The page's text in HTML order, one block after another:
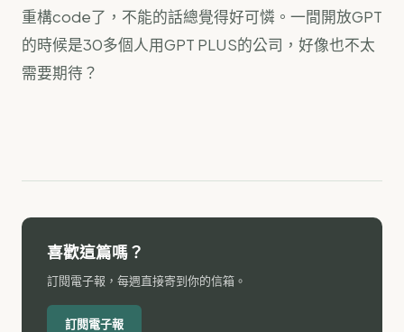
重構code了，不能的話總覺得好可憐。一間開放GPT
的時候是30多個人用GPT PLUS的公司，好像也不太
需要期待？
喜歡這篇嗎？
訂閱電子報，每週直接寄到你的信箱。
訂閱電子報